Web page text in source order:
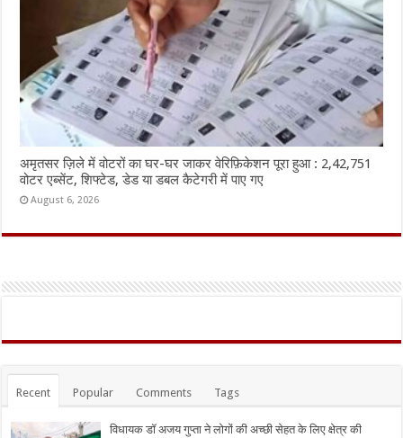
अमृतसर ज़िले में वोटरों का घर-घर जाकर वेरिफ़िकेशन पूरा हुआ : 2,42,751
वोटर एब्सेंट, शिफ्टेड, डेड या डबल कैटेगरी में पाए गए
August 6, 2026
Recent Popular Comments Tags
विधायक डॉ अजय गुप्ता ने लोगों की अच्छी सेहत के लिए क्षेत्र की